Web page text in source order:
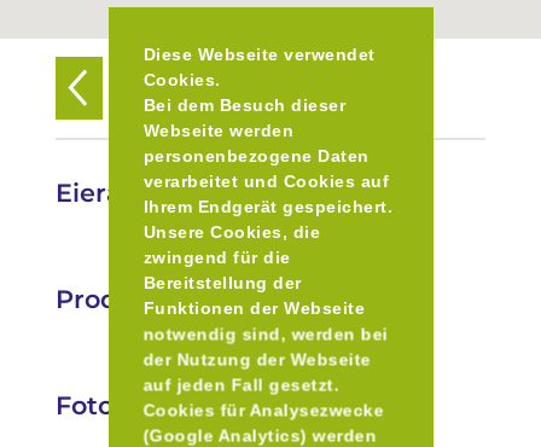
Diese Webseite verwendet
Cookies.
Bei dem Besuch dieser
Webseite werden
personenbezogene Daten
verarbeitet und Cookies auf
Ihrem Endgerät gespeichert.
Unsere Cookies, die
zwingend für die
Bereitstellung der
Funktionen der Webseite
notwendig sind, werden bei
der Nutzung der Webseite
auf jeden Fall gesetzt.
Cookies für Analysezwecke
(Google Analytics) werden
Zurück zur Übersicht
Eierautomat Schlehdorf
Produkte
Fotos